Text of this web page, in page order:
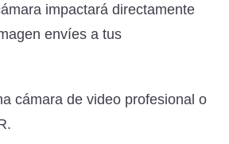
impactará directamente
envíes a tus
cámara de video profesional o